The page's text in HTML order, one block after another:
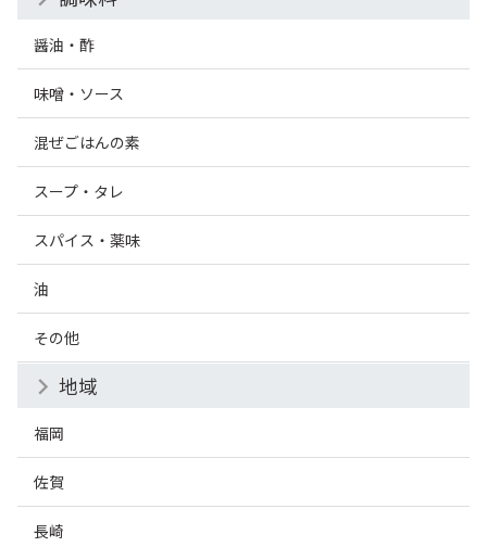
醤油・酢
味噌・ソース
混ぜごはんの素
スープ・タレ
スパイス・薬味
油
その他
地域
福岡
佐賀
長崎